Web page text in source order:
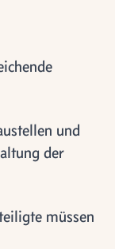
und
der
müssen